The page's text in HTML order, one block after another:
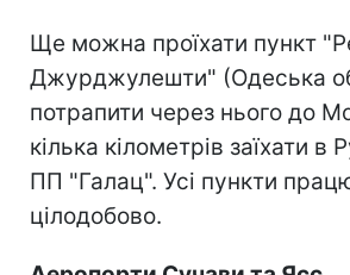
Ще можна проїхати пункт
Джурджулешти" (Одеська
потрапити через нього до
кілька кілометрів заїхати в
ПП "Галац". Усі пункти
цілодобово.